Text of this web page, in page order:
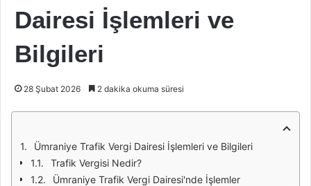
Dairesi İşlemleri ve
Bilgileri
28 Şubat 2026 2 dakika okuma süresi
Ümraniye Trafik Vergi Dairesi İşlemleri ve Bilgileri
Trafik Vergisi Nedir?
Ümraniye Trafik Vergi Dairesi'nde İşlemler